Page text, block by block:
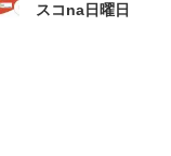
スコna日曜日